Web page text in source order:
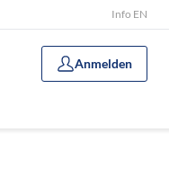
Info EN
Anmelden